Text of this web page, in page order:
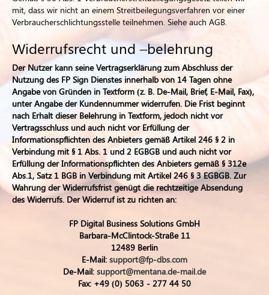
mit, dass wir nicht an einem Streitbeilegungsverfahren vor einer
Verbraucherschlichtungsstelle teilnehmen. Siehe auch AGB.
Widerrufsrecht und –belehrung
Der Nutzer kann seine Vertragserklärung zum Abschluss der
Nutzung des FP Sign Dienstes innerhalb von 14 Tagen ohne
Angabe von Gründen in Textform (z. B. De-Mail, Brief, E-Mail, Fax),
unter Angabe der Kundennummer widerrufen. Die Frist beginnt
nach Erhalt dieser Belehrung in Textform, jedoch nicht vor
Vertragsschluss und auch nicht vor Erfüllung der
Informationspflichten des Anbieters gemäß Artikel 246 § 2 in
Verbindung mit § 1 Abs. 1 und 2 EGBGB und auch nicht vor
Erfüllung der Informationspflichten des Anbieters gemäß § 312e
Abs.1, Satz 1 BGB in Verbindung mit Artikel 246 § 3 EGBGB. Zur
Wahrung der Widerrufsfrist genügt die rechtzeitige Absendung
des Widerrufs. Der Widerruf ist zu richten an:
FP Digital Business Solutions GmbH
Barbara-McClintock-Straße 11
12489 Berlin
E-Mail: support@fp-dbs.com
De-Mail: support@mentana.de-mail.de
Fax: +49 (0) 5063 - 277 44 50